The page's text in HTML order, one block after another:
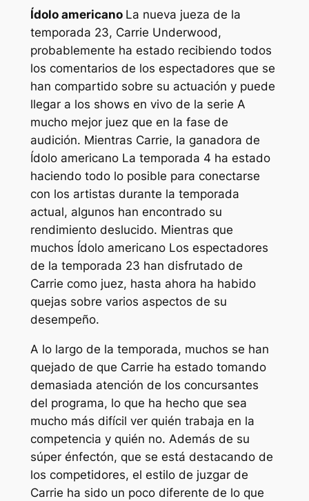
Ídolo americano La nueva jueza de la
temporada 23, Carrie Underwood,
probablemente ha estado recibiendo todos
los comentarios de los espectadores que se
han compartido sobre su actuación y puede
llegar a los shows en vivo de la serie A
mucho mejor juez que en la fase de
audición. Mientras Carrie, la ganadora de
Ídolo americano La temporada 4 ha estado
haciendo todo lo posible para conectarse
con los artistas durante la temporada
actual, algunos han encontrado su
rendimiento deslucido. Mientras que
muchos Ídolo americano Los espectadores
de la temporada 23 han disfrutado de
Carrie como juez, hasta ahora ha habido
quejas sobre varios aspectos de su
desempeño.
A lo largo de la temporada, muchos se han
quejado de que Carrie ha estado tomando
demasiada atención de los concursantes
del programa, lo que ha hecho que sea
mucho más difícil ver quién trabaja en la
competencia y quién no. Además de su
súper énfectón, que se está destacando de
los competidores, el estilo de juzgar de
Carrie ha sido un poco diferente de lo que